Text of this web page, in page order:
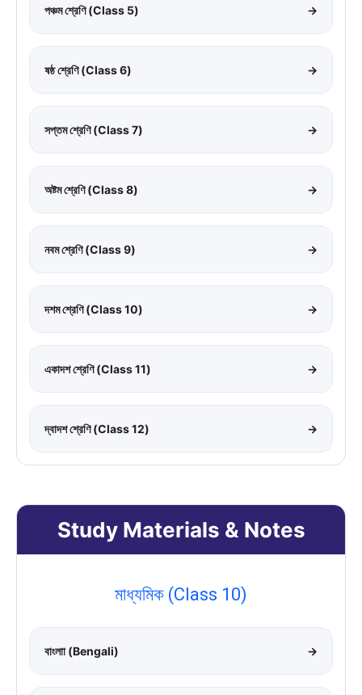
পঞ্চম শ্রেণি (Class 5) →
ষষ্ঠ শ্রেণি (Class 6) →
সপ্তম শ্রেণি (Class 7) →
অষ্টম শ্রেণি (Class 8) →
নবম শ্রেণি (Class 9) →
দশম শ্রেণি (Class 10) →
একাদশ শ্রেণি (Class 11) →
দ্বাদশ শ্রেণি (Class 12) →
Study Materials & Notes
মাধ্যমিক (Class 10)
বাংলাা (Bengali) →